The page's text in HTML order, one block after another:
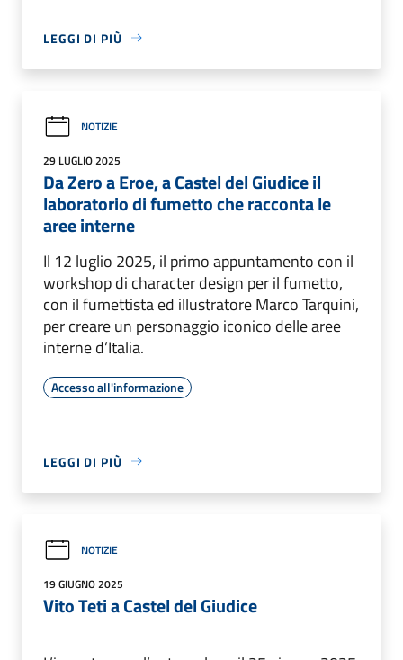
LEGGI DI PIÙ
NOTIZIE
29 LUGLIO 2025
Da Zero a Eroe, a Castel del Giudice il
laboratorio di fumetto che racconta le
aree interne
Il 12 luglio 2025, il primo appuntamento con il
workshop di character design per il fumetto,
con il fumettista ed illustratore Marco Tarquini,
per creare un personaggio iconico delle aree
interne d’Italia.
Accesso all'informazione
LEGGI DI PIÙ
NOTIZIE
19 GIUGNO 2025
Vito Teti a Castel del Giudice